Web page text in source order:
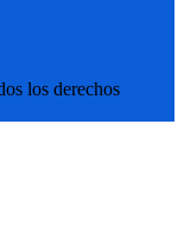
los derechos